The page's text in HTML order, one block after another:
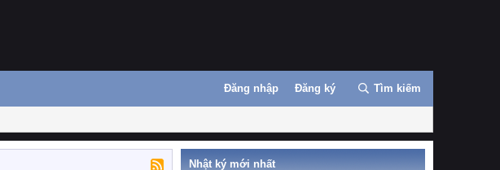
Đăng nhập Đăng ký Tìm kiếm
Nhật ký mới nhất